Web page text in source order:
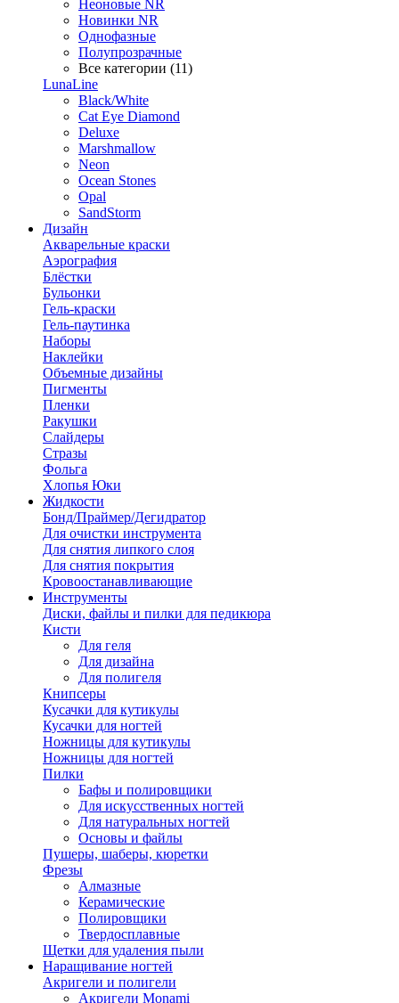
Неоновые NR
Новинки NR
Однофазные
Полупрозрачные
Все категории (11)
LunaLine
Black/White
Cat Eye Diamond
Deluxe
Marshmallow
Neon
Ocean Stones
Opal
SandStorm
Дизайн
Акварельные краски
Аэрография
Блёстки
Бульонки
Гель-краски
Гель-паутинка
Наборы
Наклейки
Объемные дизайны
Пигменты
Пленки
Ракушки
Слайдеры
Стразы
Фольга
Хлопья Юки
Жидкости
Бонд/Праймер/Дегидратор
Для очистки инструмента
Для снятия липкого слоя
Для снятия покрытия
Кровоостанавливающие
Инструменты
Диски, файлы и пилки для педикюра
Кисти
Для геля
Для дизайна
Для полигеля
Книпсеры
Кусачки для кутикулы
Кусачки для ногтей
Ножницы для кутикулы
Ножницы для ногтей
Пилки
Бафы и полировщики
Для искусственных ногтей
Для натуральных ногтей
Основы и файлы
Пушеры, шаберы, кюретки
Фрезы
Алмазные
Керамические
Полировщики
Твердосплавные
Щетки для удаления пыли
Наращивание ногтей
Акригели и полигели
Акригели Monami